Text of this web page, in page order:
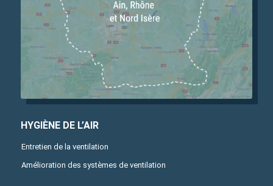
HYGIÈNE DE L’AIR
Entretien de la ventilation
Amélioration des systèmes de ventilation